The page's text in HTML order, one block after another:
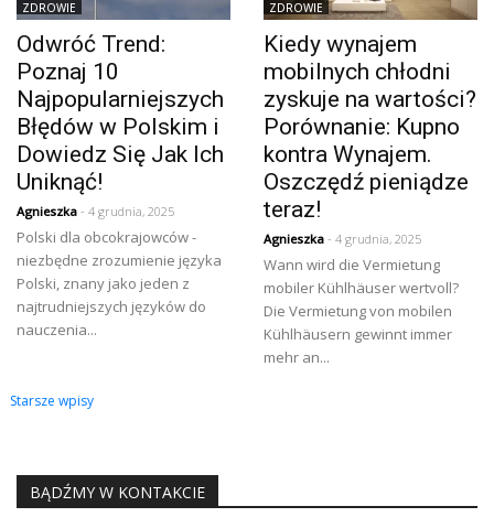
ZDROWIE
Odwróć Trend:
Poznaj 10
Najpopularniejszych
Błędów w Polskim i
Dowiedz Się Jak Ich
Uniknąć!
Agnieszka - 4 grudnia, 2025
Polski dla obcokrajowców -
niezbędne zrozumienie języka
Polski, znany jako jeden z
najtrudniejszych języków do
nauczenia...
ZDROWIE
Kiedy wynajem
mobilnych chłodni
zyskuje na wartości?
Porównanie: Kupno
kontra Wynajem.
Oszczędź pieniądze
teraz!
Agnieszka - 4 grudnia, 2025
Wann wird die Vermietung
mobiler Kühlhäuser wertvoll?
Die Vermietung von mobilen
Kühlhäusern gewinnt immer
mehr an...
Nawigacja
wpisach
Starsze wpisy
BĄDŹMY W KONTAKCIE